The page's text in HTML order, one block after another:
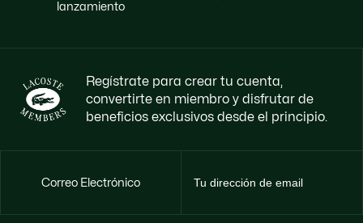
lanzamiento
Regístrate para crear tu cuenta,
convertirte en miembro y disfrutar de
beneficios exclusivos desde el principio.
Correo Electrónico